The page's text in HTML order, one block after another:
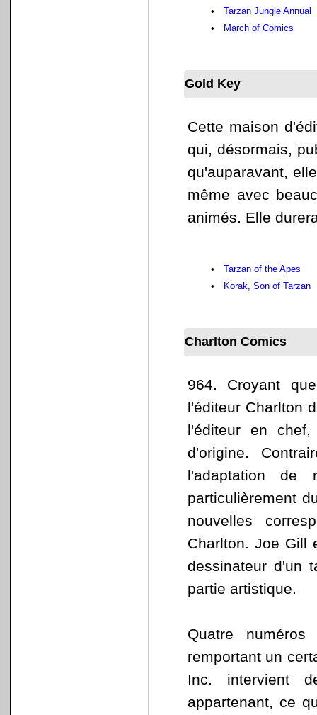
•
Tarzan Jungle Annual
•
March of Comics
Gold Key
Cette maison
qui, désormais,
qu'auparavant,
même avec
animés. Elle
•
Tarzan of the Apes
•
Korak, Son of Tarzan
Charlton Comics
964. Croyant
l'éditeur Charlton
l'éditeur en
d'origine.
l'adaptation de
particulièrement
nouvelles
Charlton. Joe Gill
dessinateur d'un
partie artistique.
Quatre
remportant un
Inc. intervient
appartenant, ce